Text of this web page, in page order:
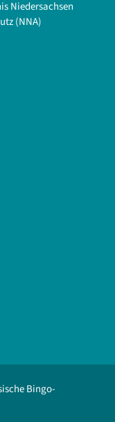
Niedersachsen
(NNA)
Bingo-